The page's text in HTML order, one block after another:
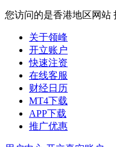
您访问的是香港地区网站
关于领峰
开立账户
快速注资
在线客服
财经日历
MT4下载
APP下载
推广优惠